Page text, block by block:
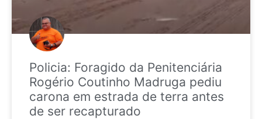
Policia: Foragido da Penitenciária
Rogério Coutinho Madruga pediu
carona em estrada de terra antes
de ser recapturado